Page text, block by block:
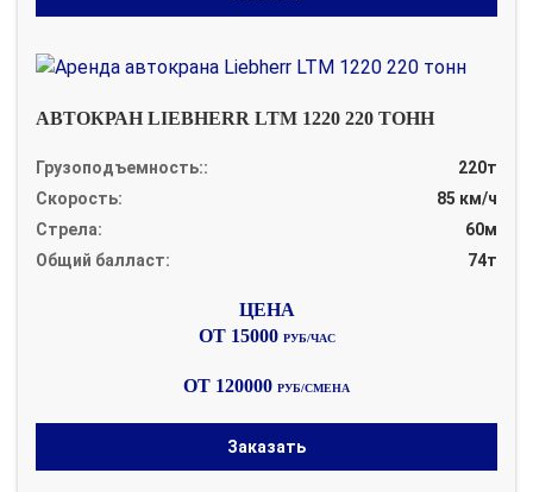
АВТОКРАН LIEBHERR LTM 1220 220 ТОНН
Грузоподъемность::
220т
Скорость:
85 км/ч
Стрела:
60м
Общий балласт:
74т
ОТ 15000 РУБ/ЧАС
ОТ 120000 РУБ/СМЕНА
Заказать